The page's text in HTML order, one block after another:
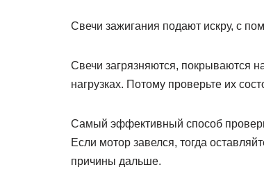
Свечи зажигания подают искру, с
Свечи загрязняются, покрываются
нагрузках. Потому проверьте их
Самый эффективный способ
Если мотор завелся, тогда
причины дальше.